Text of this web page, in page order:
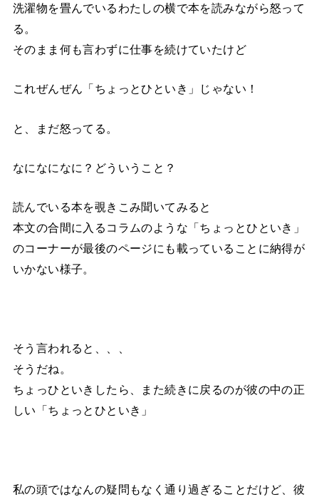
洗濯物を畳んでいるわたしの横で本を読みながら怒って
る。
そのまま何も言わずに仕事を続けていたけど
これぜんぜん「ちょっとひといき」じゃない！
と、まだ怒ってる。
なになになに？どういうこと？
読んでいる本を覗きこみ聞いてみると
本文の合間に入るコラムのような「ちょっとひといき」
のコーナーが最後のページにも載っていることに納得が
いかない様子。
そう言われると、、、
そうだね。
ちょっひといきしたら、また続きに戻るのが彼の中の正
しい「ちょっとひといき」
私の頭ではなんの疑問もなく通り過ぎることだけど、彼